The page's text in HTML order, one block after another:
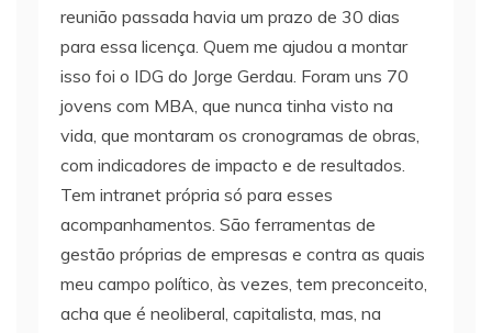
reunião passada havia um prazo de 30 dias
para essa licença. Quem me ajudou a montar
isso foi o IDG do Jorge Gerdau. Foram uns 70
jovens com MBA, que nunca tinha visto na
vida, que montaram os cronogramas de obras,
com indicadores de impacto e de resultados.
Tem intranet própria só para esses
acompanhamentos. São ferramentas de
gestão próprias de empresas e contra as quais
meu campo político, às vezes, tem preconceito,
acha que é neoliberal, capitalista, mas, na